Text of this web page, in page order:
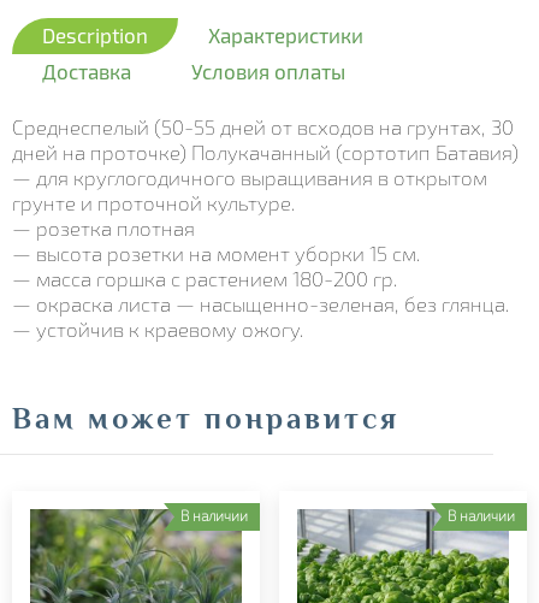
Description
Характеристики
Доставка
Условия оплаты
Среднеспелый (50-55 дней от всходов на грунтах, 30
дней на проточке) Полукачанный (сортотип Батавия)
— для круглогодичного выращивания в открытом
грунте и проточной культуре.
— розетка плотная
— высота розетки на момент уборки 15 см.
— масса горшка с растением 180-200 гр.
— окраска листа — насыщенно-зеленая, без глянца.
— устойчив к краевому ожогу.
Вам может понравится
В наличии В наличии